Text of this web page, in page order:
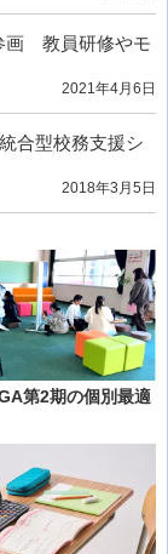
画 教員研修やモ
2021年4月6日
合型校務支援シ
2018年3月5日
第2期の個別最適